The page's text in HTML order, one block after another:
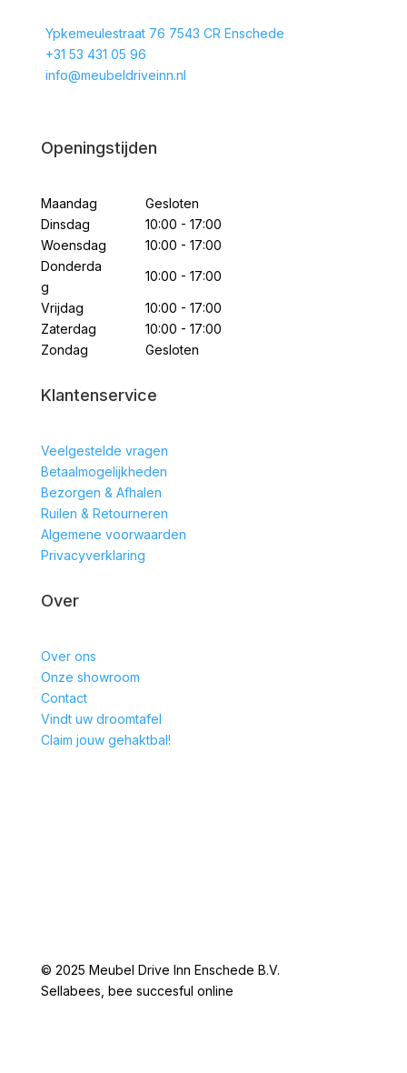
Ypkemeulestraat 76 7543 CR Enschede
+31 53 431 05 96
info@meubeldriveinn.nl
Openingstijden
Maandag
Gesloten
Dinsdag
10:00 - 17:00
Woensdag
10:00 - 17:00
Donderda
g
10:00 - 17:00
Vrijdag
10:00 - 17:00
Zaterdag
10:00 - 17:00
Zondag
Gesloten
Klantenservice
Veelgestelde vragen
Betaalmogelijkheden
Bezorgen & Afhalen
Ruilen & Retourneren
Algemene voorwaarden
Privacyverklaring
Over
Over ons
Onze showroom
Contact
Vindt uw droomtafel
Claim jouw gehaktbal!
© 2025 Meubel Drive Inn Enschede B.V.
Sellabees, bee succesful online